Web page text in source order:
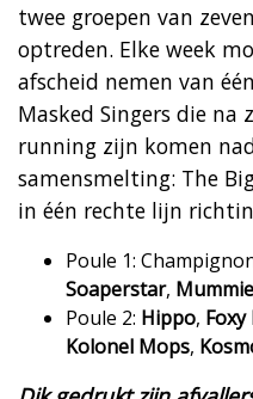
twee groepen van
optreden. Elke week
afscheid nemen van
Masked Singers die na
running zijn komen
samensmelting: The
in één rechte lijn
Poule 1:
Soaperstar, Mummie
Poule 2: Hippo, Foxy
Kolonel Mops,